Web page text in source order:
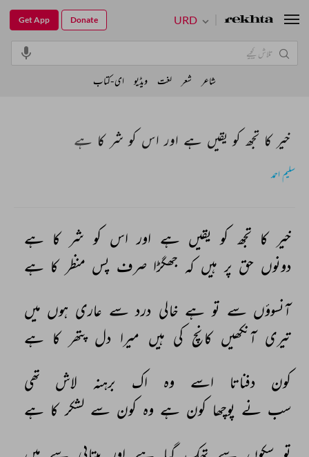
خیر کا تجھ کو یقیں ہے اور اس کو شر کا ہے
سلیم احمد
خیر کا تجھ کو یقیں ہے اور اس کو شر کا ہے
دونوں حق پر ہیں کہ جھگڑا صرف پس منظر کا ہے
آنسوؤں سے تو ہے خالی درد سے عاری ہوں میں
تیری آنکھیں کانچ کی ہیں میرا دل پتھر کا ہے
کون
دفناتا اسے وہ اک برہنہ لاش
تھی
سب نے پوچھا کون ہے وہ کون سے لشکر کا ہے
URD
Get App Donate
شاعر شعر لغت ویڈیو ای-کتاب